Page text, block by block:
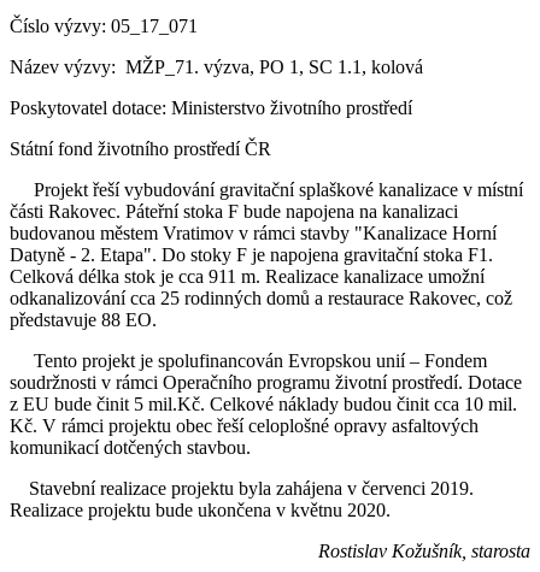
Číslo výzvy: 05_17_071
Název výzvy: MŽP_71. výzva, PO 1, SC 1.1, kolová
Poskytovatel dotace: Ministerstvo životního prostředí
Státní fond životního prostředí ČR
Projekt řeší vybudování gravitační splaškové kanalizace v místní
části Rakovec. Páteřní stoka F bude napojena na kanalizaci
budovanou městem Vratimov v rámci stavby "Kanalizace Horní
Datyně - 2. Etapa". Do stoky F je napojena gravitační stoka F1.
Celková délka stok je cca 911 m. Realizace kanalizace umožní
odkanalizování cca 25 rodinných domů a restaurace Rakovec, což
představuje 88 EO.
Tento projekt je spolufinancován Evropskou unií – Fondem
soudržnosti v rámci Operačního programu životní prostředí. Dotace
z EU bude činit 5 mil.Kč. Celkové náklady budou činit cca 10 mil.
Kč. V rámci projektu obec řeší celoplošné opravy asfaltových
komunikací dotčených stavbou.
Stavební realizace projektu byla zahájena v červenci 2019.
Realizace projektu bude ukončena v květnu 2020.
Rostislav Kožušník, starosta